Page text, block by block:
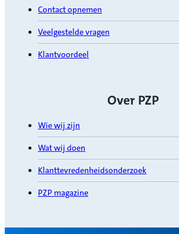
Contact opnemen
Veelgestelde vragen
Klantvoordeel
Over PZP
Wie wij zijn
Wat wij doen
Klanttevredenheidsonderzoek
PZP magazine